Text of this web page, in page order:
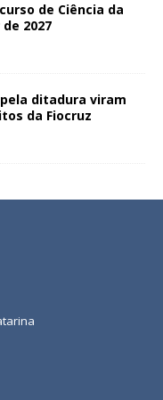
de Ciência da
2027
ditadura viram
da Fiocruz